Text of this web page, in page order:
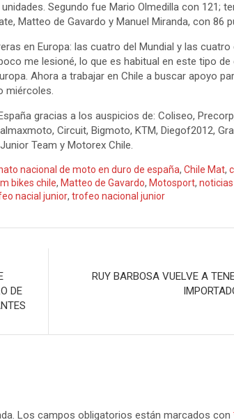
Segundo fue Mario Olmedilla con 121;
Matteo de Gavardo y Manuel Miranda, con 86
en Europa: las cuatro del Mundial y las cuatro
me lesioné, lo que es habitual en este tipo
Ahora a trabajar en Chile a buscar apoyo
miércoles.
gracias a los auspicios de: Coliseo,
Circuit, Bigmoto, KTM, Diegof2012,
Team y Motorex Chile.
nacional de moto en duro de españa, Chile Mat,
bikes chile, Matteo de Gavardo, Motosport,
nacial junior, trofeo nacional junior
DE
RUY BARBOSA VUELVE A
Los campos obligatorios están marcados con